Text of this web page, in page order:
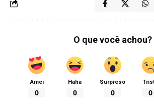
O que você achou?
Amei
0
Haha
0
Surpreso
0 0